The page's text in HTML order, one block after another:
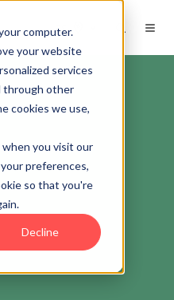
computer.
your website
services
through other
cookies we use,
you visit our
preferences,
so that you're
Decline
ES